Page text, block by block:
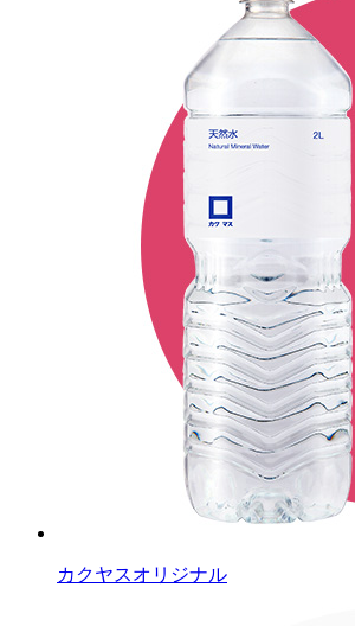
カクヤスオリジナル